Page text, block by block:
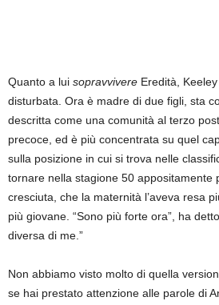
Quanto a lui sopravvivere Eredità,
disturbata. Ora è madre di due figli, sta
descritta come una comunità al terzo
precoce, ed è più concentrata su quel
sulla posizione in cui si trova nelle
tornare nella stagione 50 appositamente
cresciuta, che la maternità l’aveva resa
più giovane. “Sono più forte ora”, ha
diversa di me.”
Non abbiamo visto molto di quella
se hai prestato attenzione alle parole di